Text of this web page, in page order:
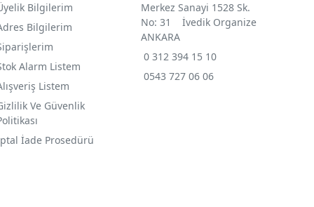
Bilgilerim
Bilgilerim
Alarm Listem
Listem
Ve Güvenlik
İade Prosedürü
Merkez Sanayi 1528 Sk.
No: 31 İvedik Organize
ANKARA
0 312 394 15 10
0543 727 06 06